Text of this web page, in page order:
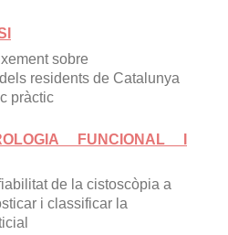
sobre
residents de Catalunya
pràctic
FUNCIONAL I
de la cistoscòpia a
i classificar la